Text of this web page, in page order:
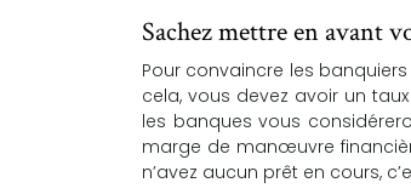
Sachez mettre en avant
Pour convaincre les
cela, vous devez avoir un
les banques vous
marge de manœuvre
n’avez aucun prêt en cours,